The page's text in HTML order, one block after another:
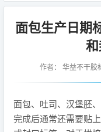
面包生产日期
作者： 华益不干胶
面包、吐司、汉堡胚
完成后通常还需要贴